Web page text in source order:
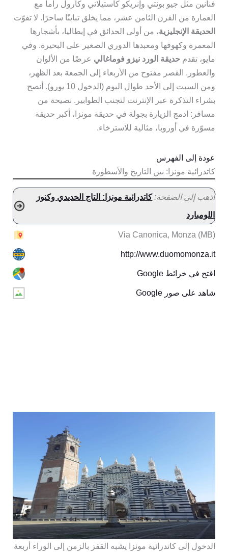
فنانين مثل جيو بونتي وإنريكو كاستيلاني وكارول راما مع
العمارة من القرن الثامن عشر، مما يخلق تباينًا ساحرًا. لا تفوّت
الحديقة الإنجليزية، من أولى الحدائق في إيطاليا، بأشجارها
المعمرة وكهوفها ومعبدها الدوري الصغير على البحيرة. وفي
مايو، تقدم حديقة الورد نيزو فوماغالي عرضًا من الألوان
والعطور. القصر مفتوح من الأربعاء إلى الجمعة بعد الظهر،
ومن السبت إلى الأحد طوال اليوم (الدخول 10 يورو). أنصح
بشراء التذكرة عبر الإنترنت لتجنب الطوابير. نصيحة من
مسافر: ادمج الزيارة بجولة في حديقة مونزا، أكبر حديقة
مسوّرة في أوروبا، مثالية للاسترخاء.
كاتدرائية مونزا: بين التاريخ والأسطورة
عودة إلى الفهرس
اذهب إلى الصفحة: كاتدرائية مونزا: التاج الحديدي وكنوز
اللومبارد
Via Canonica, Monza (MB)
http://www.duomomonza.it
افتح في خرائط Google
شاهد على صور Google
الدخول إلى كاتدرائية مونزا يشبه القفز بالزمن إلى الوراء أربعة